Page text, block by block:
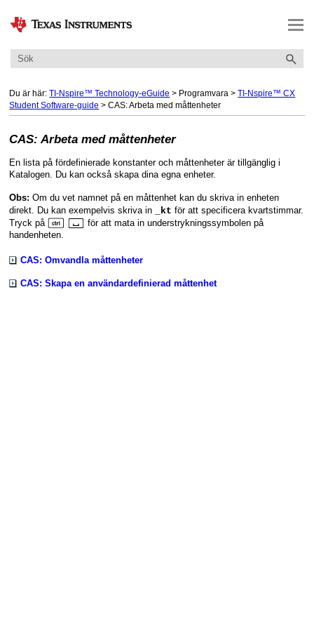
Hoppa över till huvudinnehåll
Du är här: TI-Nspire™ Technology-eGuide > Programvara >TI-Nspire™ CX
Student Software-guide >CAS: Arbeta med måttenheter
CAS: Arbeta med måttenheter
En lista på fördefinierade konstanter och måttenheter är tillgänglig i
Katalogen. Du kan också skapa dina egna enheter.
Obs: Om du vet namnet på en måttenhet kan du skriva in enheten
direkt. Du kan exempelvis skriva in
_kt för att specificera kvartstimmar.
Tryck på / _ för att mata in understrykningssymbolen på
handenheten.
CAS: Omvandla måttenheter
CAS: Skapa en användardefinierad måttenhet